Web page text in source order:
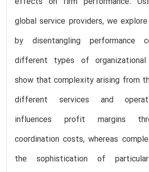
global service providers, we
by disentangling performance
different types of
show that complexity arising from
different services and
influences profit margins
coordination costs, whereas
the sophistication of